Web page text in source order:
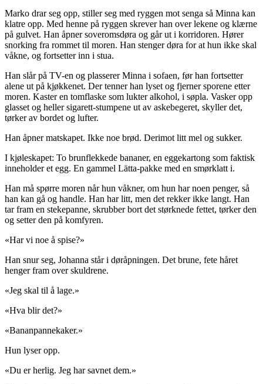
Marko drar seg opp, stiller seg med ryggen mot senga så Minna kan
klatre opp. Med henne på ryggen skrever han over lekene og klærne
på gulvet. Han åpner soveromsdøra og går ut i korridoren. Hører
snorking fra rommet til moren. Han stenger døra for at hun ikke skal
våkne, og fortsetter inn i stua.
Han slår på TV-en og plasserer Minna i sofaen, før han fortsetter
alene ut på kjøkkenet. Der tenner han lyset og fjerner sporene etter
moren. Kaster en tomflaske som lukter alkohol, i søpla. Vasker opp
glasset og heller sigarett-stumpene ut av askebegeret, skyller det,
tørker av bordet og lufter.
Han åpner matskapet. Ikke noe brød. Derimot litt mel og sukker.
I kjøleskapet: To brunflekkede bananer, en eggekartong som faktisk
inneholder et egg. En gammel Lätta-pakke med en smørklatt i.
Han må spørre moren når hun våkner, om hun har noen penger, så
han kan gå og handle. Han har litt, men det rekker ikke langt. Han
tar fram en stekepanne, skrubber bort det størknede fettet, tørker den
og setter den på komfyren.
«Har vi noe å spise?»
Han snur seg, Johanna står i døråpningen. Det brune, fete håret
henger fram over skuldrene.
«Jeg skal til å lage.»
«Hva blir det?»
«Bananpannekaker.»
Hun lyser opp.
«Du er herlig. Jeg har savnet dem.»